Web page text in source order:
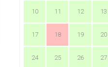
10 11 12 13
17 18 19 20
24 25 26 27